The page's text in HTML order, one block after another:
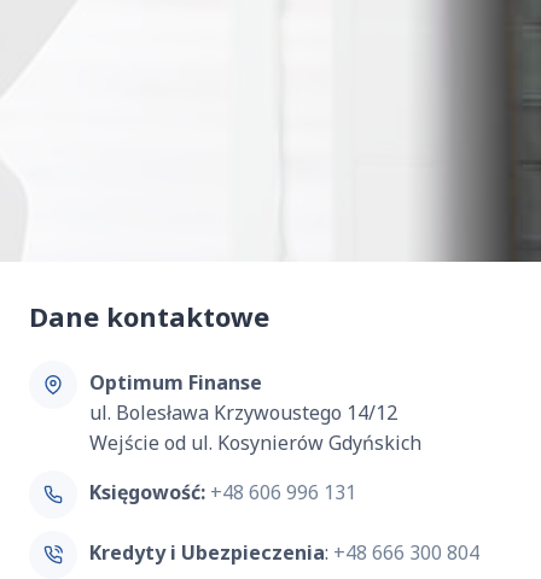
Dane kontaktowe
Optimum Finanse
ul. Bolesława Krzywoustego 14/12
Wejście od ul. Kosynierów Gdyńskich
Księgowość: +48 606 996 131
Kredyty i Ubezpieczenia: +48 666 300 804